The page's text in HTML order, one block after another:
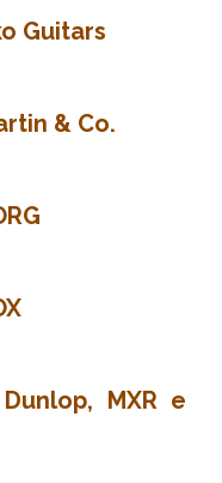
Guitars
& Co.
MXR e